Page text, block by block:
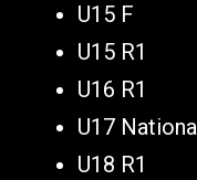
U15 F
U15 R1
U16 R1
U17
U18 R1